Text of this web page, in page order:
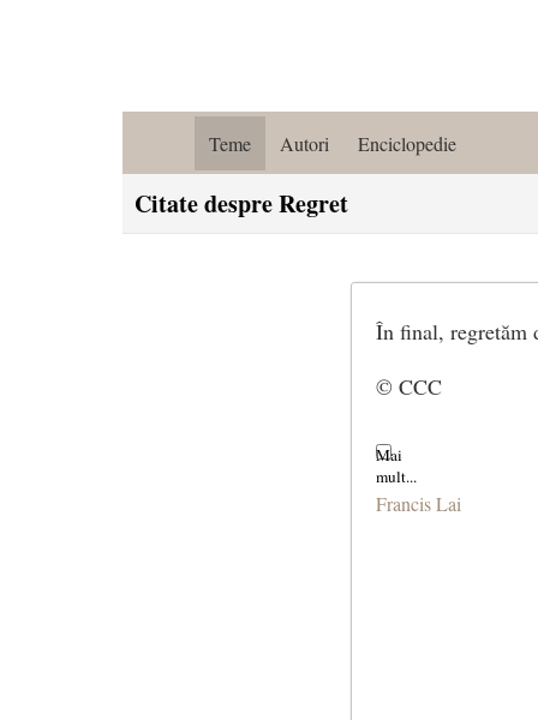
Teme Autori Enciclopedie
Citate despre Regret
În final, regretăm
© CCC
Francis Lai